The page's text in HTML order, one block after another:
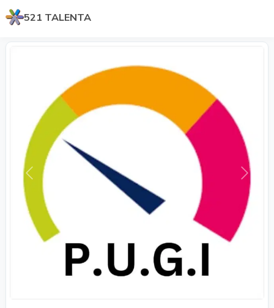
521 TALENTA
Previous Next